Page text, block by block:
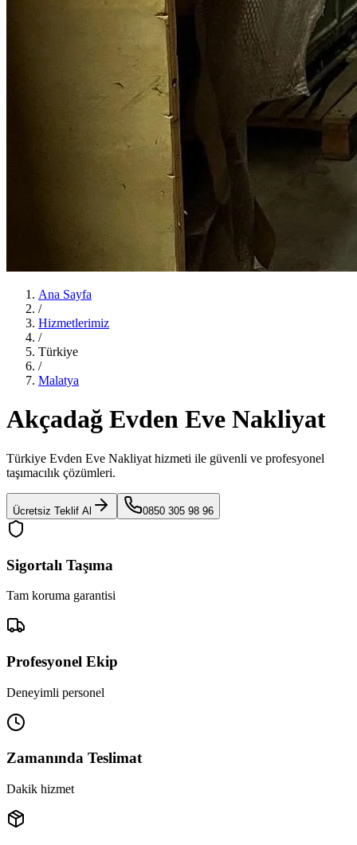
Ana Sayfa
/
Hizmetlerimiz
/
Türkiye
/
Malatya
Akçadağ Evden Eve Nakliyat
Türkiye Evden Eve Nakliyat hizmeti ile güvenli ve profesyonel
taşımacılık çözümleri.
Ücretsiz Teklif Al 0850 305 98 96
Sigortalı Taşıma
Tam koruma garantisi
Profesyonel Ekip
Deneyimli personel
Zamanında Teslimat
Dakik hizmet